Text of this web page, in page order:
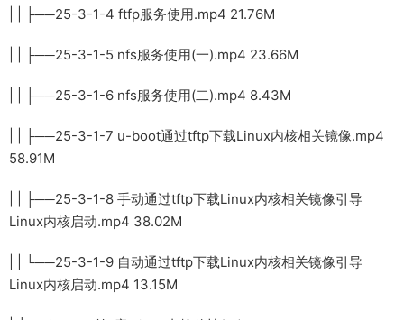
| | ├──25-3-1-4 ftfp服务使用.mp4 21.76M
| | ├──25-3-1-5 nfs服务使用(一).mp4 23.66M
| | ├──25-3-1-6 nfs服务使用(二).mp4 8.43M
| | ├──25-3-1-7 u-boot通过tftp下载Linux内核相关镜像.mp4
58.91M
| | ├──25-3-1-8 手动通过tftp下载Linux内核相关镜像引导
Linux内核启动.mp4 38.02M
| | └──25-3-1-9 自动通过tftp下载Linux内核相关镜像引导
Linux内核启动.mp4 13.15M